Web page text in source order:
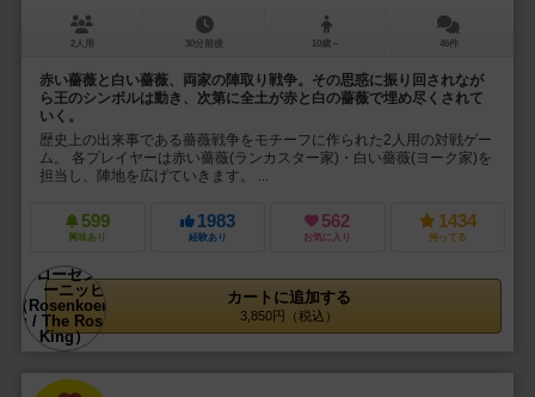
2人用 30分前後 10歳～ 46件
赤い薔薇と白い薔薇、両家の陣取り戦争。その思惑に振り回されなが
ら王のシンボルは動き、次第に全土が赤と白の薔薇で埋め尽くされて
いく。
歴史上の出来事である薔薇戦争をモチーフに作られた2人用の対戦ゲー
ム。 各プレイヤーは赤い薔薇(ランカスター家)・白い薔薇(ヨーク家)を
担当し、陣地を広げていきます。 ...
599
興味あり
1983
経験あり
562
お気に入り
1434
持ってる
カートに追加する
3,850円（税込）